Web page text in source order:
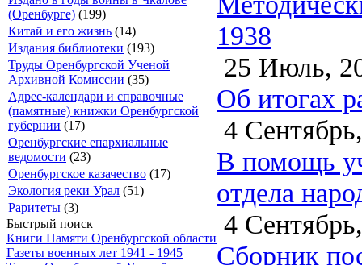
(Оренбурге) (199)
Китай и его жизнь (14)
Издания библиотеки (193)
Труды Оренбургской Ученой
Архивной Комиссии (35)
Адрес-календари и справочные
(памятные) книжки Оренбургской
губернии (17)
Оренбургские епархиальные
ведомости (23)
Оренбургское казачество (17)
Экология реки Урал (51)
Раритеты (3)
Быстрый поиск
Книги Памяти Оренбургской области
Газеты военных лет 1941 - 1945
1938
25 Июль,
Об итогах
4
В помощь
отдела
4
Сборник